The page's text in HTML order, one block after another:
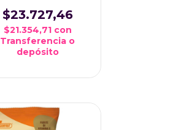
$23.727,46
$21.354,71 con
Transferencia o
depósito